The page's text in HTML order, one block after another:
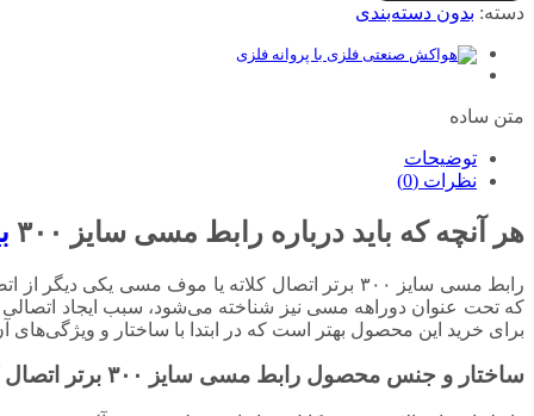
دسته: بدون دسته‌بندی
متن ساده
توضیحات
نظرات (0)
هر آنچه که باید درباره رابط مسی سایز ۳۰۰
رابط مسی سایز ۳۰۰ برتر اتصال کلاته یا موف
که تحت عنوان دوراهه مسی نیز شناخته می‌شود، سبب ایجاد
برای خرید این محصول بهتر است که در ابتدا با ساختار و
ساختار و جنس محصول رابط مسی سایز ۳۰۰ برتر اتصال